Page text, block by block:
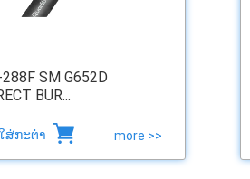
SM G652D
BUR...
ສ່ກະຕ່າ more >>